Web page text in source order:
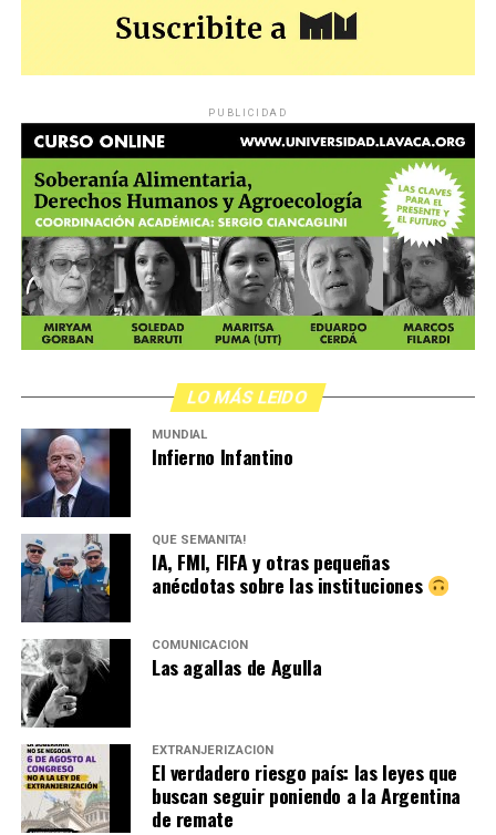
PUBLICIDAD
LO MÁS LEIDO
MUNDIAL
Infierno Infantino
QUÉ SEMANITA!
IA, FMI, FIFA y otras pequeñas
anécdotas sobre las instituciones
COMUNICACIÓN
Las agallas de Agulla
EXTRANJERIZACIÓN
El verdadero riesgo país: las leyes que
buscan seguir poniendo a la Argentina
de remate